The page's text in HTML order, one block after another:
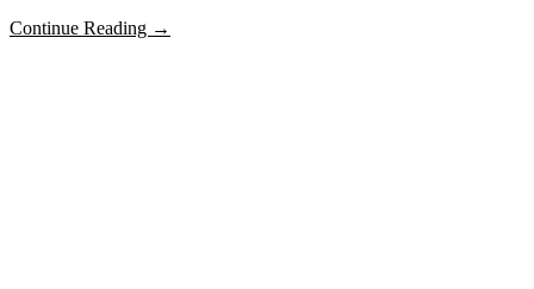
Continue Reading →